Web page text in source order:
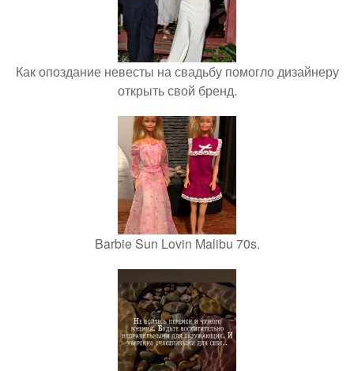
Как опоздание невесты на свадьбу помогло дизайнеру
открыть свой бренд.
Barbie Sun Lovin Malibu 70s.